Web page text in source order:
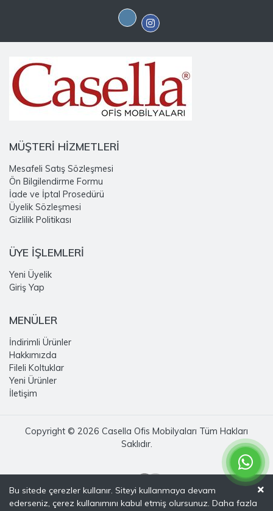
MÜŞTERİ HİZMETLERİ
Mesafeli Satış Sözleşmesi
Ön Bilgilendirme Formu
İade ve İptal Prosedürü
Üyelik Sözleşmesi
Gizlilik Politikası
ÜYE İŞLEMLERİ
Yeni Üyelik
Giriş Yap
MENÜLER
İndirimli Ürünler
Hakkımızda
Fileli Koltuklar
Yeni Ürünler
İletişim
Copyright © 2026 Casella Ofis Mobilyaları Tüm Hakları
Saklıdır.
Bu sitede çerezler kullanır. Siteyi kullanmaya devam
ederseniz, çerez kullanımını kabul etmiş olursunuz. Daha fazla